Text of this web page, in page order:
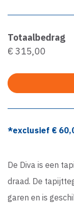
Totaalbedrag
€ 315,00
*exclusief €
De Diva is een
draad. De
garen en is